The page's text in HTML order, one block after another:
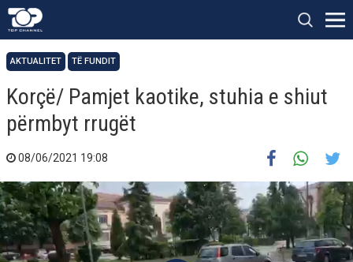
AKTUALITET TË FUNDIT
Korçë/ Pamjet kaotike, stuhia e shiut
përmbyt rrugët
08/06/2021 19:08